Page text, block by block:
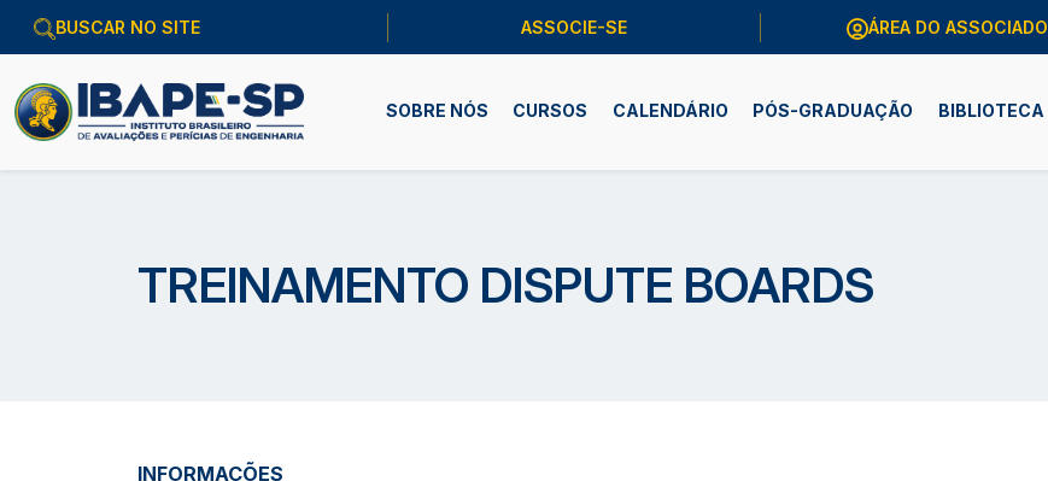
ASSOCIE-SE ÁREA DO ASSOCIADO
SOBRE NÓS CURSOS CALENDÁRIO PÓS-GRADUAÇÃO BIBLIOTECA
TREINAMENTO DISPUTE BOARDS
INFORMAÇÕES